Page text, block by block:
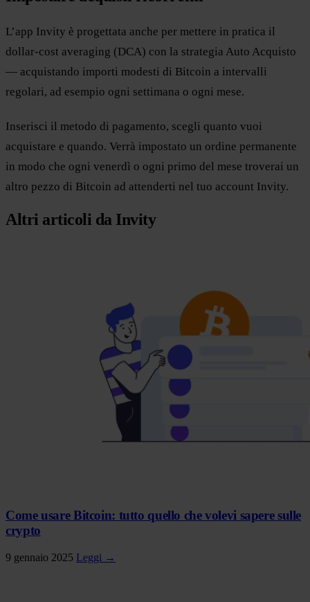
L’app Invity è progettata anche per mettere in pratica il
dollar-cost averaging (DCA) con la strategia Auto Acquisto
— acquistando importi modesti di Bitcoin a intervalli
regolari, ad esempio ogni settimana o ogni mese.
Inserisci il metodo di pagamento, scegli quanto vuoi
acquistare e quando. Verrà impostato un ordine permanente
in modo che ogni venerdì o ogni primo del mese troverai un
altro pezzo di Bitcoin ad attenderti nel tuo account Invity.
Altri articoli da Invity
Come usare Bitcoin: tutto quello che volevi sapere sulle
crypto
9 gennaio 2025 Leggi →